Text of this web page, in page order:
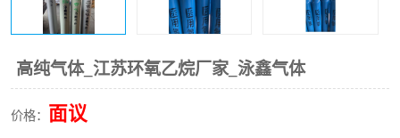
高纯气体_江苏环氧乙烷厂家_泳鑫气体
价格： 面议